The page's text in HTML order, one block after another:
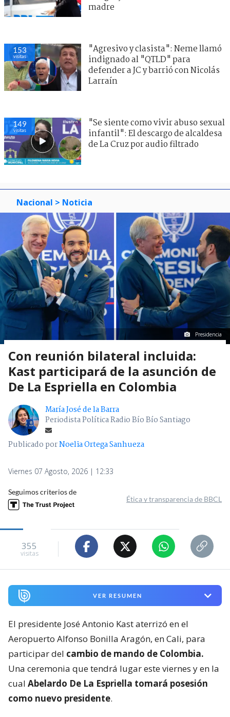
madre
153
visitas
"Agresivo y clasista": Neme llamó
indignado al "QTLD" para
defender a JC y barrió con Nicolás
Larraín
149
visitas
"Se siente como vivir abuso sexual
infantil": El descargo de alcaldesa
de La Cruz por audio filtrado
Nacional > Noticia
Presidencia
Con reunión bilateral incluida:
Kast participará de la asunción de
De La Espriella en Colombia
María José de la Barra
Periodista Política Radio Bío Bío Santiago
Publicado porNoelia Ortega Sanhueza
Viernes 07 Agosto, 2026 | 12:33
Seguimos criterios de
Ética y transparencia de BBCL
355
visitas
VER RESUMEN
El presidente José Antonio Kast aterrizó en el
Aeropuerto Alfonso Bonilla Aragón, en Cali, para
participar del cambio de mando de Colombia.
Una ceremonia que tendrá lugar este viernes y en la
cual Abelardo De La Espriella tomará posesión
como nuevo presidente.